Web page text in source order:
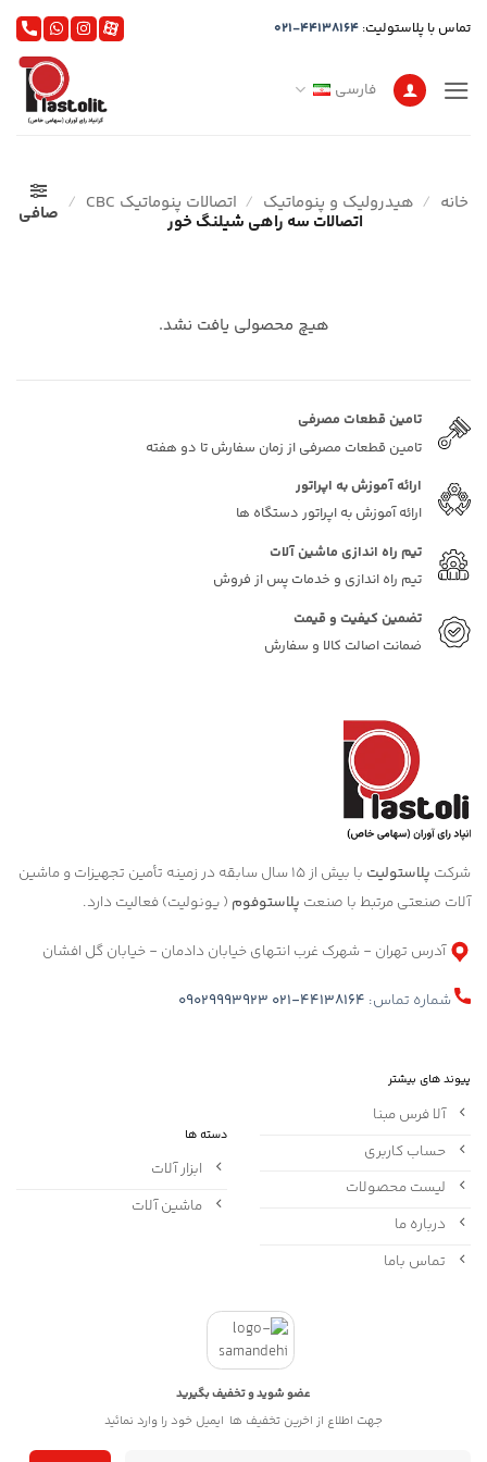
تماس با پلاستولیت: 021-44138164
فارسی
خانه / هیدرولیک و پنوماتیک / اتصالات پنوماتیک CBC /
اتصالات سه راهی شیلنگ خور صافی
هیچ محصولی یافت نشد.
تامین قطعات مصرفی
تامین قطعات مصرفی از زمان سفارش تا دو هفته
ارائه آموزش به اپراتور
ارائه آموزش به اپراتور دستگاه ها
تیم راه اندازی ماشین آلات
تیم راه اندازی و خدمات پس از فروش
تضمین کیفیت و قیمت
ضمانت اصالت کالا و سفارش
شرکت پلاستولیت
با بیش از 15 سال سابقه در زمینه تأمین تجهیزات و ماشین
آلات صنعتی مرتبط با صنعت پلاستوفوم ( یونولیت) فعالیت دارد.
آدرس تهران - شهرک غرب انتهای خیابان دادمان - خیابان گل افشان
شماره تماس: 021-44138164
09029993923
پیوند های بیشتر
آلا فرس مبنا
حساب کاربری
لیست محصولات
درباره ما
تماس باما
دسته ها
ابزار آلات
ماشین آلات
عضو شوید و تخفیف بگیرید
جهت اطلاع از اخرین تخفیف ها ایمیل خود را وارد نمائید